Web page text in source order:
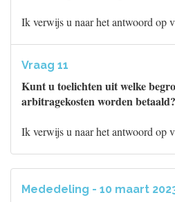
Ik verwijs u naar het antwoord op
Vraag 11
Kunt u toelichten uit welke
arbitragekosten worden betaald?
Ik verwijs u naar het antwoord op
Mededeling - 10 maart